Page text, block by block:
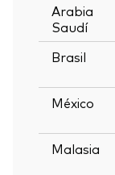
Arabia
Saudí
Brasil
México
Malasia